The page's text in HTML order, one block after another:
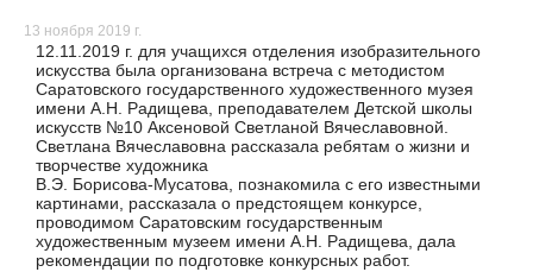
13 ноября 2019 г.
12.11.2019 г. для учащихся отделения изобразительного
искусства была организована встреча с методистом
Саратовского государственного художественного музея
имени А.Н. Радищева, преподавателем Детской школы
искусств №10 Аксеновой Светланой Вячеславовной.
Светлана Вячеславовна рассказала ребятам о жизни и
творчестве художника
В.Э. Борисова-Мусатова, познакомила с его известными
картинами, рассказала о предстоящем конкурсе,
проводимом Саратовским государственным
художественным музеем имени А.Н. Радищева, дала
рекомендации по подготовке конкурсных работ.